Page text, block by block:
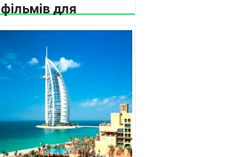
фільмів для
сімейного перегляду